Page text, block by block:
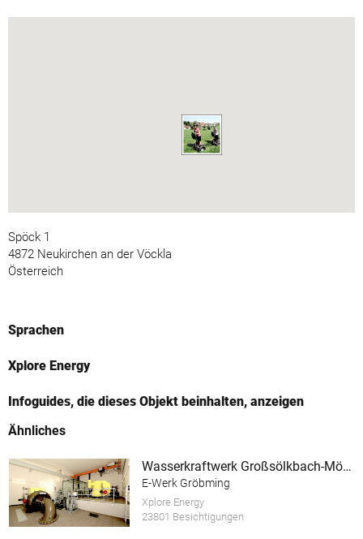
Spöck 1
4872 Neukirchen an der Vöckla
Österreich
Sprachen
Xplore Energy
Infoguides, die dieses Objekt beinhalten, anzeigen
Ähnliches
Wasserkraftwerk Großsölkbach-Mössna mit E-Ladestation
E-Werk Gröbming
Xplore Energy
23801 Besichtigungen